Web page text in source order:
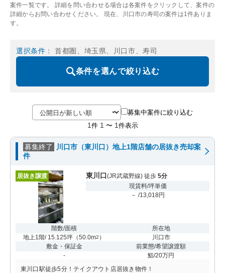
案件一覧です。 詳細を問い合わせる場合は各案件をクリックして、案件の
詳細からお問い合わせください。 現在、川口市の寿司の案件は1件ありま
す。
選択条件 ： 首都圏、埼玉県、川口市、寿司
条件を選んで絞り込む
募集中案件に絞り込む
1 件 1 〜 1 件表示
募集終了
川口市（東川口）地上1階店舗の居抜き売却案
件
居抜き譲渡 東川口(JR武蔵野線) 徒歩 5分
現賃料/坪単価
－ /13,018円
階数/面積
地上1階/ 15.125坪 （50.0m2 ）
所在地
川口市
敷金・保証金
-
前業態/希望譲渡額
鮨/20万円
東川口駅徒歩5分！テイクアウト店居抜き物件！